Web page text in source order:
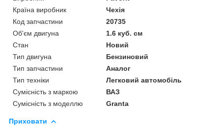
Країна виробник
Чехія
Код запчастини
20735
Об'єм двигуна
1.6 куб. см
Стан
Новий
Тип двигуна
Бензиновий
Тип запчастини
Аналог
Тип техніки
Легковий автомобіль
Сумісність з маркою
ВАЗ
Сумісність з моделлю
Granta
Приховати